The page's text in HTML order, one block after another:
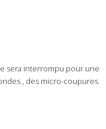
sera interrompu pour une
, des micro-coupures